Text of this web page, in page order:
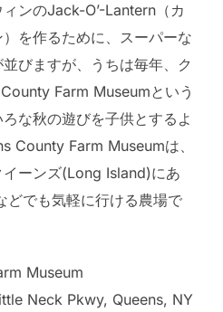
ンのJack-O’-Lantern（カ
を作るために、スーパーな
びますが、うちは毎年、ク
Farm Museumという
な秋の遊びを子供とするよ
County Farm Museumは、
ーンズ(Long Island)にあ
どでも気軽に行ける農場で
Museum
Neck Pkwy, Queens, NY